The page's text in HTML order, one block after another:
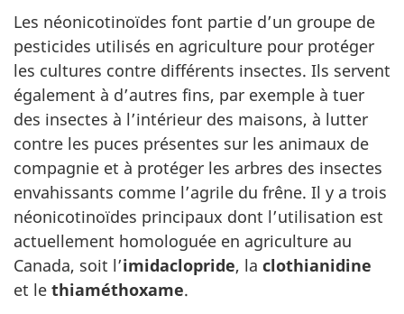
Les néonicotinoïdes font partie d’un groupe de
pesticides utilisés en agriculture pour protéger
les cultures contre différents insectes. Ils servent
également à d’autres fins, par exemple à tuer
des insectes à l’intérieur des maisons, à lutter
contre les puces présentes sur les animaux de
compagnie et à protéger les arbres des insectes
envahissants comme l’agrile du frêne. Il y a trois
néonicotinoïdes principaux dont l’utilisation est
actuellement homologuée en agriculture au
Canada, soit l’imidaclopride, la clothianidine
et le thiaméthoxame.